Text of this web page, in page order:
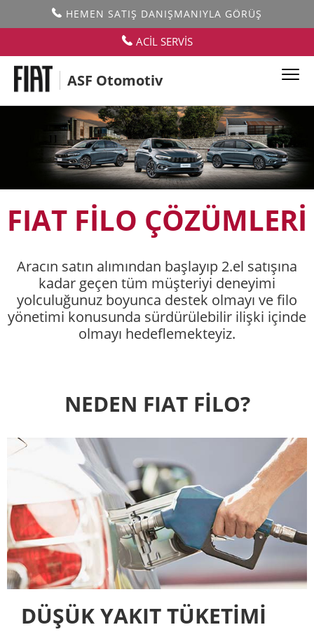
HEMEN SATIŞ DANIŞMANIYLA GÖRÜŞ
ACİL SERVİS
ASF Otomotiv
FIAT FİLO ÇÖZÜMLERİ
Aracın satın alımından başlayıp 2.el satışına
kadar geçen tüm müşteriyi deneyimi
yolculuğunuz boyunca destek olmayı ve filo
yönetimi konusunda sürdürülebilir ilişki içinde
olmayı hedeflemekteyiz.
NEDEN FIAT FİLO?
DÜŞÜK YAKIT TÜKETİMİ